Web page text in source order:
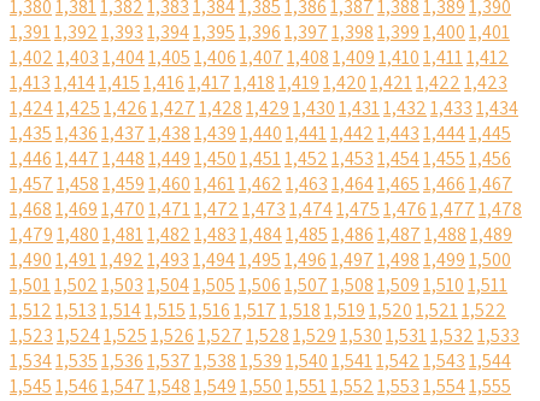
1,3801,3811,3821,3831,3841,3851,3861,3871,3881,3891,390
1,3911,3921,3931,3941,3951,3961,3971,3981,3991,4001,401
1,4021,4031,4041,4051,4061,4071,4081,4091,4101,4111,412
1,4131,4141,4151,4161,4171,4181,4191,4201,4211,4221,423
1,4241,4251,4261,4271,4281,4291,4301,4311,4321,4331,434
1,4351,4361,4371,4381,4391,4401,4411,4421,4431,4441,445
1,4461,4471,4481,4491,4501,4511,4521,4531,4541,4551,456
1,4571,4581,4591,4601,4611,4621,4631,4641,4651,4661,467
1,4681,4691,4701,4711,4721,4731,4741,4751,4761,4771,478
1,4791,4801,4811,4821,4831,4841,4851,4861,4871,4881,489
1,4901,4911,4921,4931,4941,4951,4961,4971,4981,4991,500
1,5011,5021,5031,5041,5051,5061,5071,5081,5091,5101,511
1,5121,5131,5141,5151,5161,5171,5181,5191,5201,5211,522
1,5231,5241,5251,5261,5271,5281,5291,5301,5311,5321,533
1,5341,5351,5361,5371,5381,5391,5401,5411,5421,5431,544
1,5451,5461,5471,5481,5491,5501,5511,5521,5531,5541,555